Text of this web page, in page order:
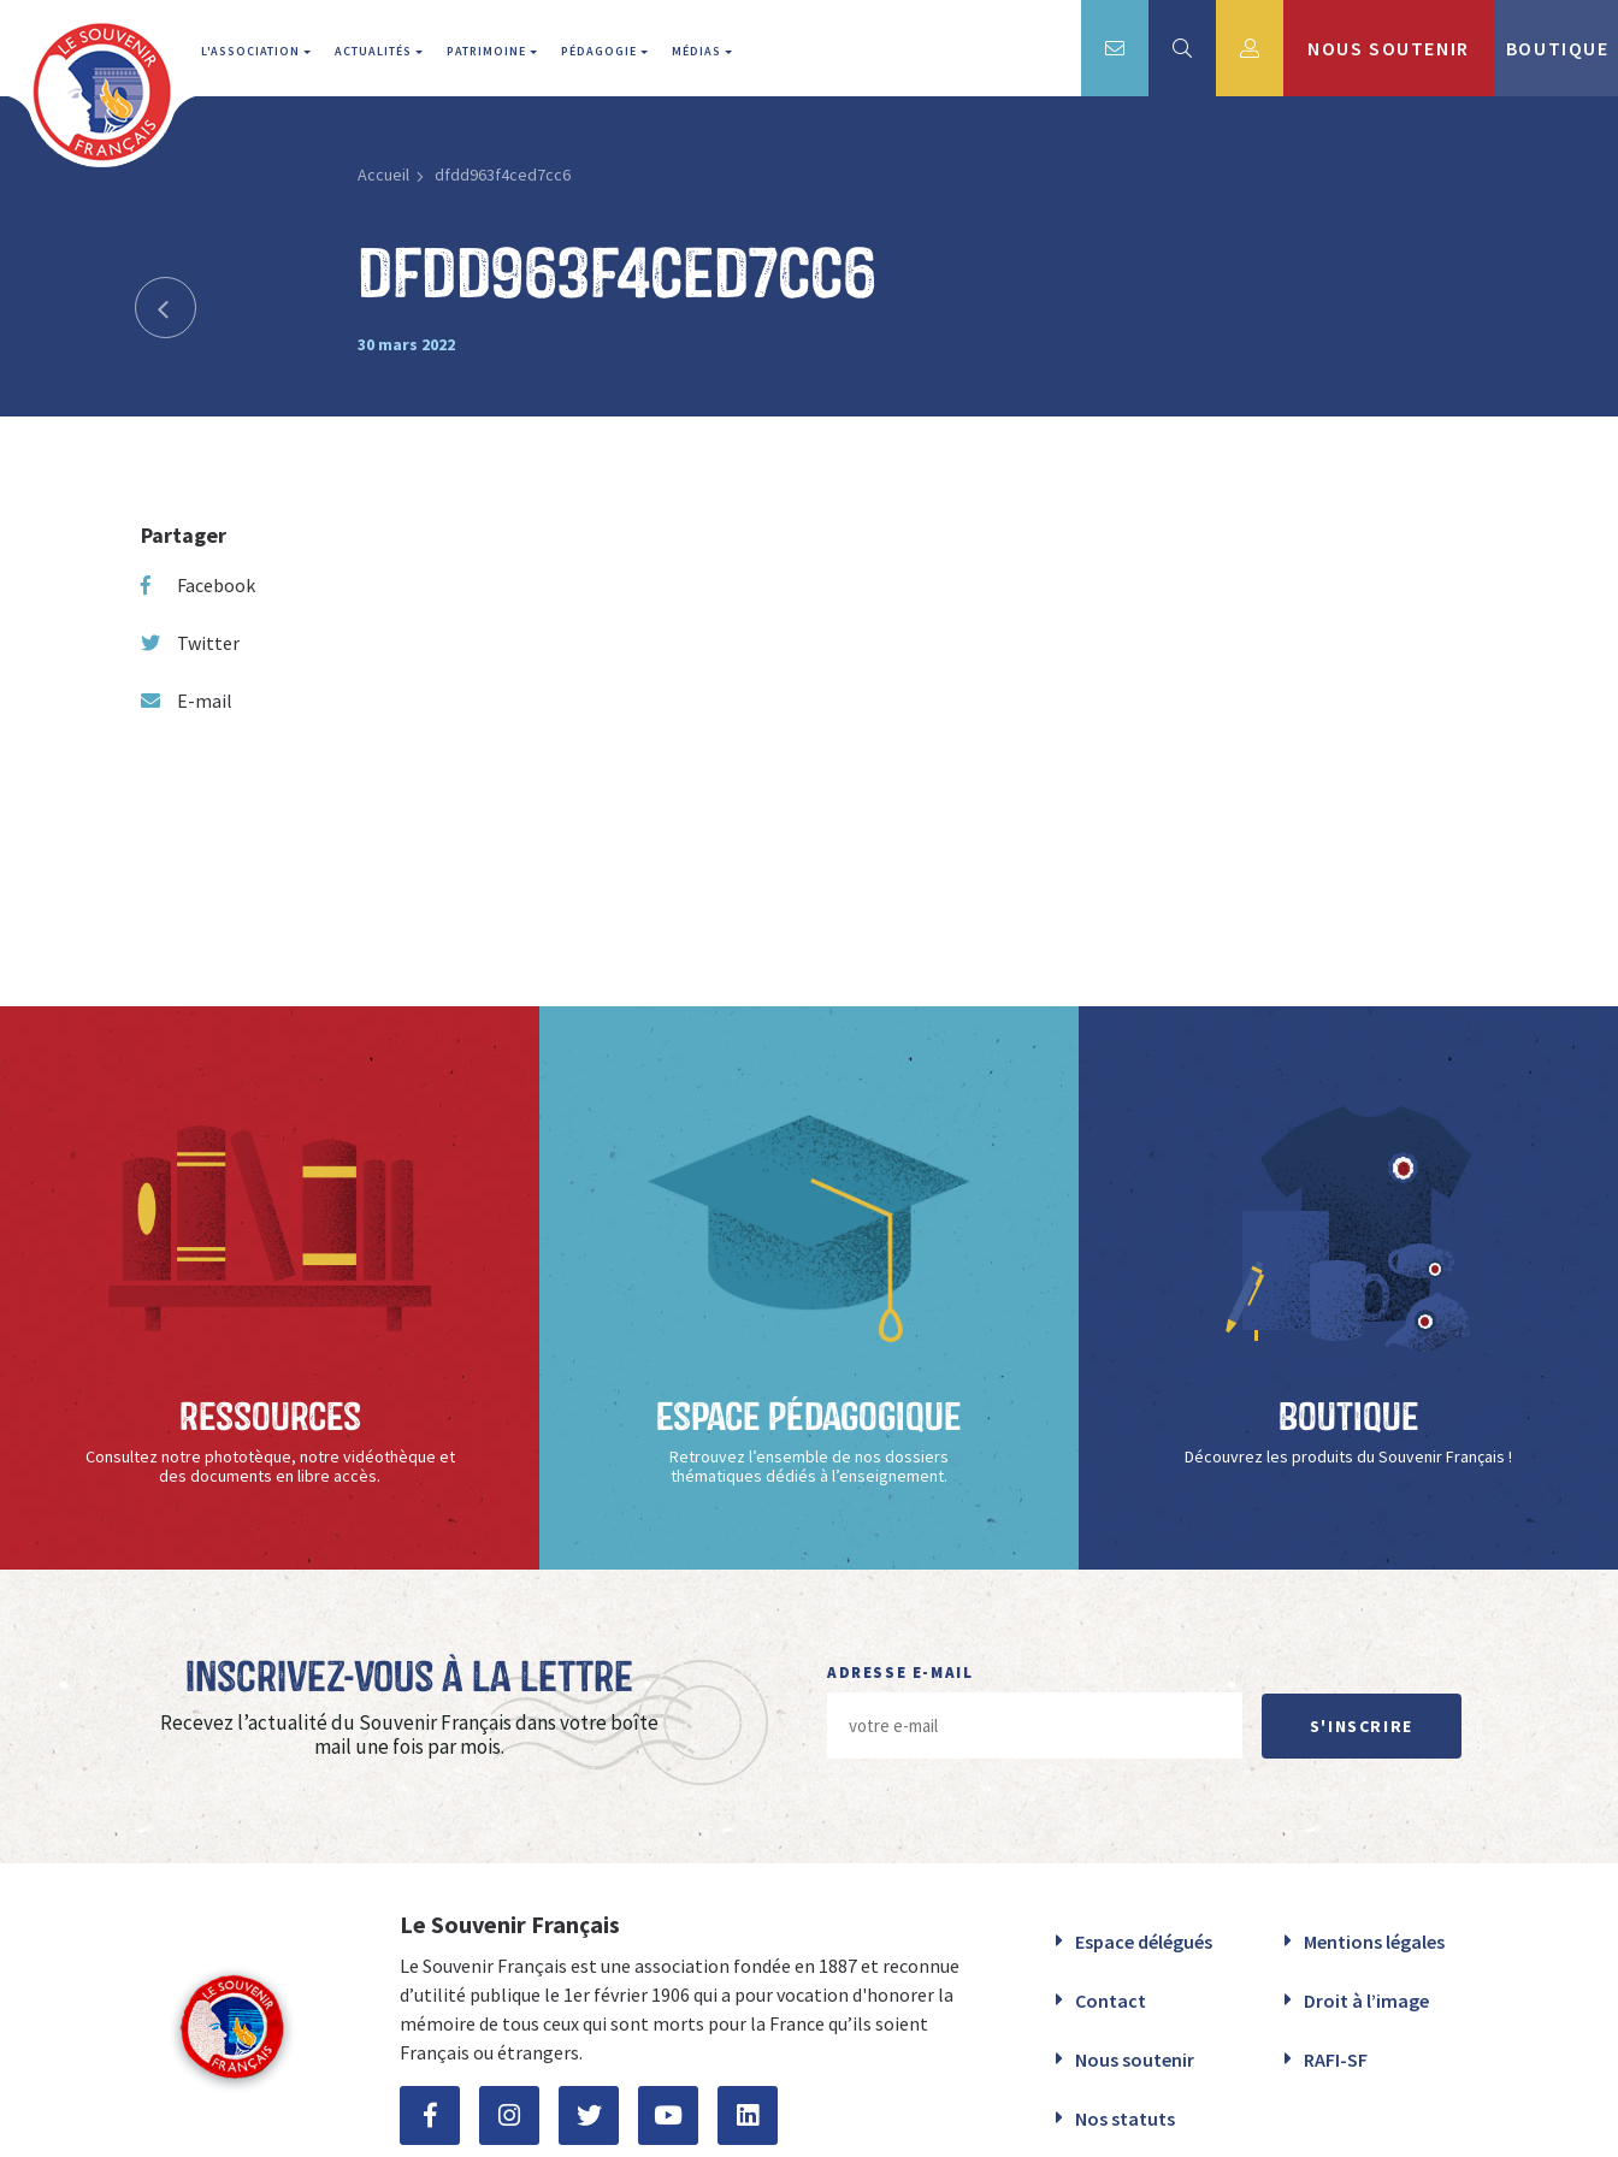
L'ASSOCIATION ACTUALITÉS PATRIMOINE PÉDAGOGIE MÉDIAS NOUS SOUTENIR BOUTIQUE
Accueil dfdd963f4ced7cc6
dfdd963f4ced7cc6
30 mars 2022
Partager
Facebook
Twitter
E-mail
Ressources
Consultez notre phototèque, notre vidéothèque et
des documents en libre accès.
Espace Pédagogique
Retrouvez l’ensemble de nos dossiers
thématiques dédiés à l’enseignement.
Boutique
Découvrez les produits du Souvenir Français !
Inscrivez-vous à La Lettre
Recevez l’actualité du Souvenir Français dans votre boîte
mail une fois par mois.
ADRESSE E-MAIL
S'INSCRIRE
Le Souvenir Français
Le Souvenir Français est une association fondée en 1887 et reconnue
d’utilité publique le 1er février 1906 qui a pour vocation d'honorer la
mémoire de tous ceux qui sont morts pour la France qu’ils soient
Français ou étrangers.
Espace délégués Mentions légales
Contact Droit à l’image
Nous soutenir RAFI-SF
Nos statuts